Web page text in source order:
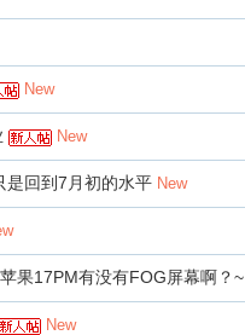
New
New
是回到7月初的水平 New
果17PM有没有FOG屏幕啊？~
New